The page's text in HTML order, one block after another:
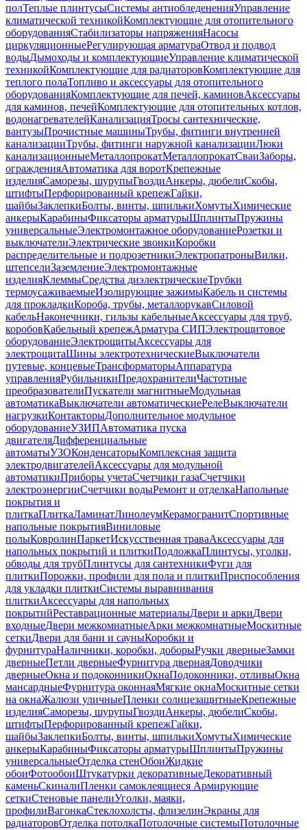
полТеплые плинтусыСистемы антиобледененияУправление
климатической техникойКомплектующие для отопительного
оборудованияСтабилизаторы напряженияНасосы
циркуляционныеРегулирующая арматураОтвод и подвод
водыДымоходы и комплектующиеУправление климатической
техникойКомплектующие для радиаторовКомплектующие для
теплого полаТопливо и аксессуары для отопительного
оборудованияКомплектующие для печей, каминовАксессуары
для каминов, печейКомплектующие для отопительных котлов,
водонагревателейКанализацияТросы сантехнические,
вантузыПрочистные машиныТрубы, фитинги внутренней
канализацииТрубы, фитинги наружной канализацииЛюки
канализационныеМеталлопрокатМеталлопрокатСваиЗаборы,
огражденияАвтоматика для воротКрепежные
изделияСаморезы, шурупыГвоздиАнкеры, дюбелиСкобы,
штифтыПерфорированный крепежГайки,
шайбыЗаклепкиБолты, винты, шпилькиХомутыХимические
анкерыКарабиныФиксаторы арматурыШплинтыПружины
универсальныеЭлектромонтажное оборудованиеРозетки и
выключателиЭлектрические звонкиКоробки
распределительные и подрозетникиЭлектропатроныВилки,
штепселиЗаземлениеЭлектромонтажные
изделияКлеммыСредства диэлектрическиеТрубки
термоусаживаемыеИзолирующие зажимыКабель и системы
для прокладкиКороба, трубы, металлорукавСиловой
кабельНаконечники, гильзы кабельныеАксессуары для труб,
коробовКабельный крепежАрматура СИПЭлектрощитовое
оборудованиеЭлектрощитыАксессуары для
электрощитаШины электротехническиеВыключатели
путевые, концевыеТрансформаторыАппаратура
управленияРубильникиПредохранителиЧастотные
преобразователиПускатели магнитныеМодульная
автоматикаВыключатели автоматическиеРелеВыключатели
нагрузкиКонтакторыДополнительное модульное
оборудованиеУЗИПАвтоматика пуска
двигателяДифференциальные
автоматыУЗОКонденсаторыКомплексная защита
электродвигателейАксессуары для модульной
автоматикиПриборы учетаСчетчики газаСчетчики
электроэнергииСчетчики водыРемонт и отделкаНапольные
покрытия и
плиткаПлиткаЛаминатЛинолеумКерамогранитСпортивные
напольные покрытияВиниловые
полыКовролинПаркетИскусственная траваАксессуары для
напольных покрытий и плиткиПодложкаПлинтусы, уголки,
обводы для трубПлинтусы для сантехникиФуги для
плиткиПорожки, профили для пола и плиткиПриспособления
для укладки плиткиСистемы выравнивания
плиткиАксессуары для напольных
покрытийРеставрационные материалыДвери и аркиДвери
входныеДвери межкомнатныеАрки межкомнатныеМоскитные
сеткиДвери для бани и сауныКоробки и
фурнитураНаличники, коробки, доборыРучки дверныеЗамки
дверныеПетли дверныеФурнитура двернаяДоводчики
дверныеОкна и подоконникиОкнаПодоконники, отливыОкна
мансардныеФурнитура оконнаяМягкие окнаМоскитные сетки
на окнаЖалюзи уличныеПленки солнцезащитныеКрепежные
изделияСаморезы, шурупыГвоздиАнкеры, дюбелиСкобы,
штифтыПерфорированный крепежГайки,
шайбыЗаклепкиБолты, винты, шпилькиХомутыХимические
анкерыКарабиныФиксаторы арматурыШплинтыПружины
универсальныеОтделка стенОбоиЖидкие
обоиФотообоиШтукатурки декоративныеДекоративный
каменьСкиналиПленки самоклеящиеся Армирующие
сеткиСтеновые панелиУголки, маяки,
профилиВагонкаСтеклохолсты, флизелинЭкраны для
радиаторовОтделка потолкаПотолочные системыПотолочные